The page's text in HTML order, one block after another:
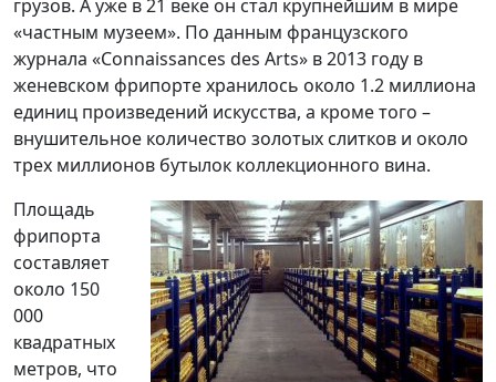
грузов. А уже в 21 веке он стал крупнейшим в мире
«частным музеем». По данным французского
журнала «Connaissances des Arts» в 2013 году в
женевском фрипорте хранилось около 1.2 миллиона
единиц произведений искусства, а кроме того –
внушительное количество золотых слитков и около
трех миллионов бутылок коллекционного вина.
Площадь
фрипорта
составляет
около 150
000
квадратных
метров, что